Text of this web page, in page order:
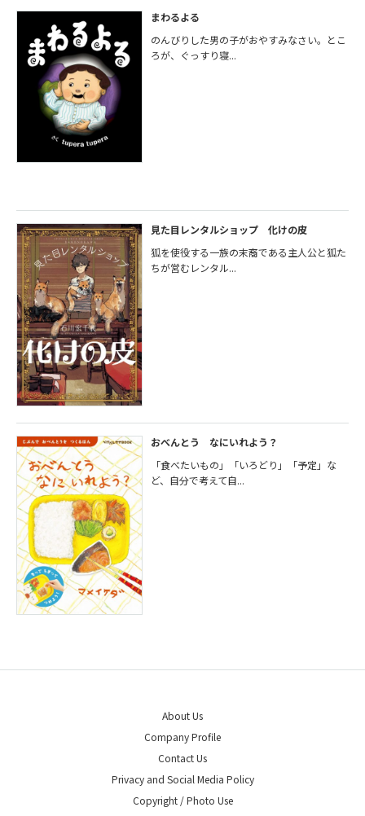
まわるよる
のんびりした男の子がおやすみなさい。とこ
ろが、ぐっすり寝...
見た目レンタルショップ 化けの皮
狐を使役する一族の末裔である主人公と狐た
ちが営むレンタル...
おべんとう なにいれよう？
「食べたいもの」「いろどり」「予定」な
ど、自分で考えて自...
About Us
Company Profile
Contact Us
Privacy and Social Media Policy
Copyright / Photo Use